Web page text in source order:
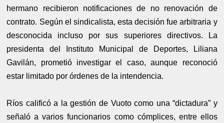
hermano recibieron notificaciones de no renovación de
contrato. Según el sindicalista, esta decisión fue arbitraria y
desconocida incluso por sus superiores directivos. La
presidenta del Instituto Municipal de Deportes, Liliana
Gavilán, prometió investigar el caso, aunque reconoció
estar limitado por órdenes de la intendencia.
Ríos calificó a la gestión de Vuoto como una “dictadura” y
señaló a varios funcionarios como cómplices, entre ellos